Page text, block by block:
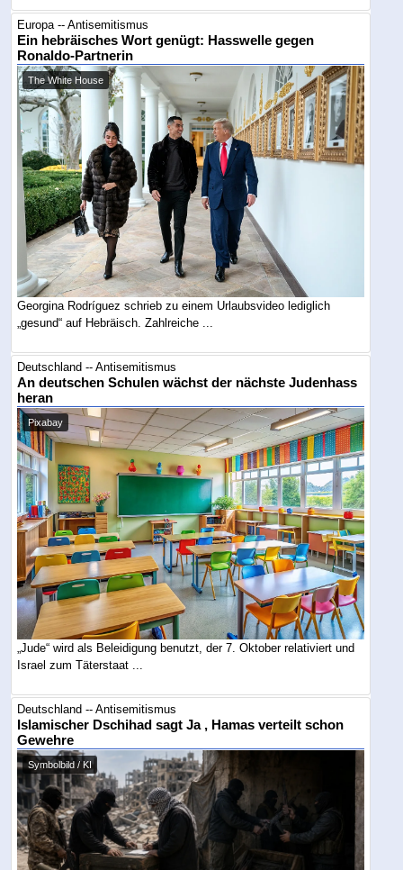
Europa -- Antisemitismus
Ein hebräisches Wort genügt: Hasswelle gegen
Ronaldo-Partnerin
The White House
Georgina Rodríguez schrieb zu einem Urlaubsvideo lediglich
„gesund“ auf Hebräisch. Zahlreiche ...
Deutschland -- Antisemitismus
An deutschen Schulen wächst der nächste Judenhass
heran
Pixabay
„Jude“ wird als Beleidigung benutzt, der 7. Oktober relativiert und
Israel zum Täterstaat ...
Deutschland -- Antisemitismus
Islamischer Dschihad sagt Ja , Hamas verteilt schon
Gewehre
Symbolbild / KI